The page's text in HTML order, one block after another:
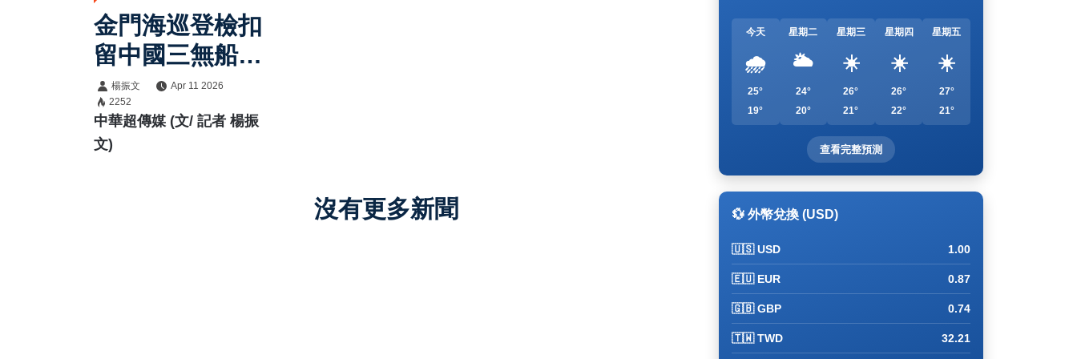
金門海巡登檢扣
留中國三無船舶
展現嚴正執法立
場捍衛國家主權
楊振文
Apr 11 2026
2252
中華超傳媒 (文/ 記者 楊振
文)
沒有更多新聞
今天
🌧️
25°
19°
星期二
🌥️
24°
20°
星期三
☀️
26°
21°
星期四
☀️
26°
22°
星期五
☀️
27°
21°
查看完整預測
💱 外幣兌換 (USD)
🇺🇸 USD 1.00
🇪🇺 EUR 0.87
🇬🇧 GBP 0.74
🇹🇼 TWD 32.21